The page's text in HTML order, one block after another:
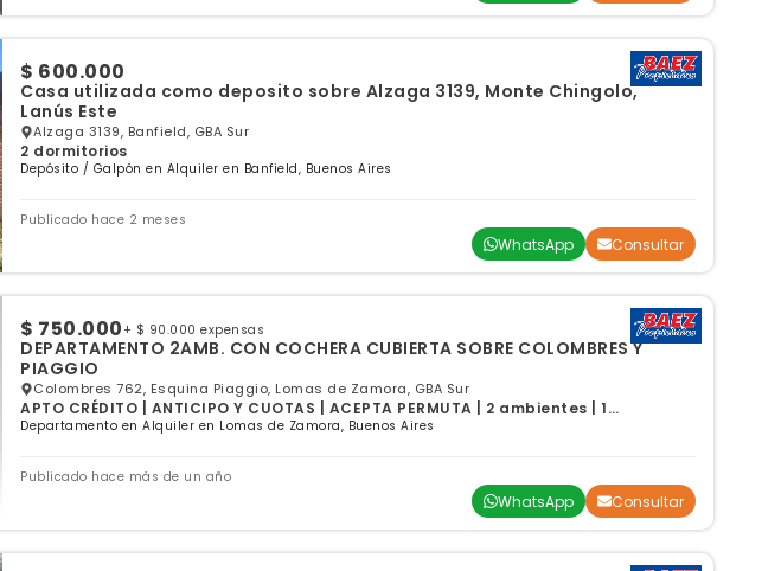
$ 600.000
Casa utilizada como deposito sobre Alzaga 3139, Monte Chingolo,
Lanús Este
Alzaga 3139, Banfield, GBA Sur
2 dormitorios
Depósito / Galpón en Alquiler en Banfield, Buenos Aires
Publicado hace 2 meses
WhatsApp Consultar
$ 750.000 + $ 90.000 expensas
DEPARTAMENTO 2AMB. CON COCHERA CUBIERTA SOBRE COLOMBRES Y
PIAGGIO
Colombres 762, Esquina Piaggio, Lomas de Zamora, GBA Sur
APTO CRÉDITO | ANTICIPO Y CUOTAS | ACEPTA PERMUTA | 2 ambientes | 1
dormitorio | 1 baño
Departamento en Alquiler en Lomas de Zamora, Buenos Aires
Publicado hace más de un año
WhatsApp Consultar